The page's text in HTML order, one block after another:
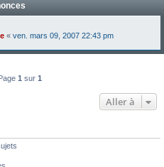
« ven. mars 09, 2007 22:43 pm
1 sur 1
Aller à